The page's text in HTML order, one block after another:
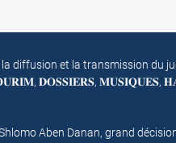
diffusion et la transmission du
𝐃𝐎𝐒𝐒𝐈𝐄𝐑𝐒, 𝐌𝐔𝐒𝐈𝐐𝐔𝐄𝐒,
Aben Danan, grand